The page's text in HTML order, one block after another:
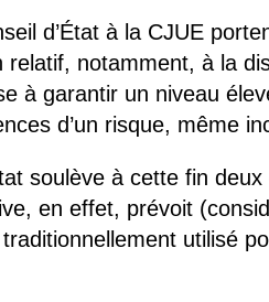
d’État à la CJUE
notamment, à la
à garantir un niveau
d’un risque, même
soulève à cette fin
en effet, prévoit
traditionnellement utilisé